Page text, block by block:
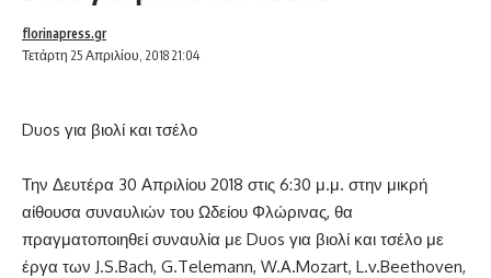
Τετάρτη 25 Απριλίου, 2018 21:04
florinapress.gr
Duos για βιολί και τσέλο
Την Δευτέρα 30 Απριλίου 2018 στις 6:30 μ.μ. στην μικρή
αίθουσα συναυλιών του Ωδείου Φλώρινας, θα
πραγματοποιηθεί συναυλία με Duos για βιολί και τσέλο με
έργα των J.S.Bach, G.Telemann, W.A.Mozart, L.v.Beethoven,